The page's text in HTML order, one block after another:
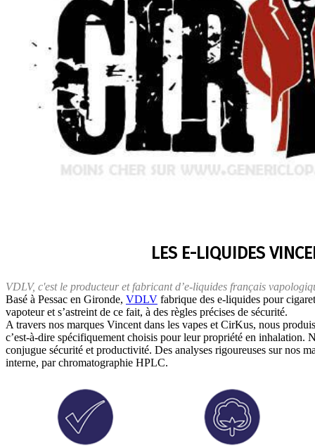
LES E-LIQUIDES
VDLV, c'est le producteur et fabricant d’e-liquides français
Basé à Pessac en Gironde, VDLV fabrique des e-liquides pour
vapoteur et s’astreint de ce fait, à des règles précises de sécurité.
A travers nos marques Vincent dans les vapes et CirKus, nous
c’est-à-dire spécifiquement choisis pour leur propriété en
conjugue sécurité et productivité. Des analyses rigoureuses sur nos
interne, par chromatographie HPLC.